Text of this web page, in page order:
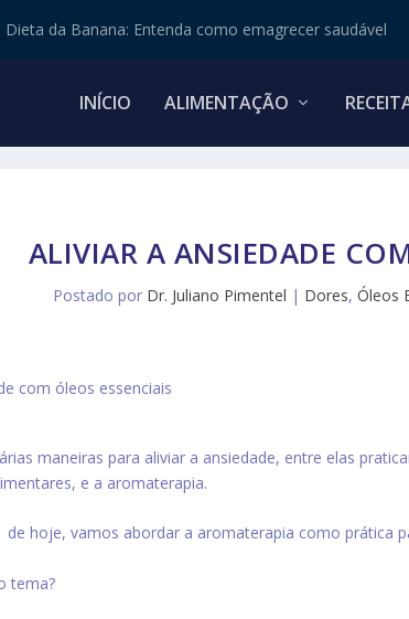
Dieta da Banana: Entenda como emagrecer saudável
INÍCIO ALIMENTAÇÃO
ALIVIAR A ANSIEDADE
Postado por Dr. Juliano Pimentel | Dores, Óleos
maneiras para aliviar a ansiedade, entre elas
e a aromaterapia.
hoje, vamos abordar a aromaterapia como prática
tema?